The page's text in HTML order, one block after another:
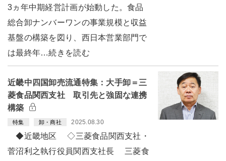
3ヵ年中期経営計画が始動した。食品
総合卸ナンバーワンの事業規模と収益
基盤の構築を図り、西日本営業部門で
は最終年…続きを読む
近畿中四国卸売流通特集：大手卸＝三
菱食品関西支社 取引先と強固な連携
構築
特集 卸・商社 2025.08.30
◆近畿地区 ◇三菱食品関西支社・
菅沼利之執行役員関西支社長 三菱食